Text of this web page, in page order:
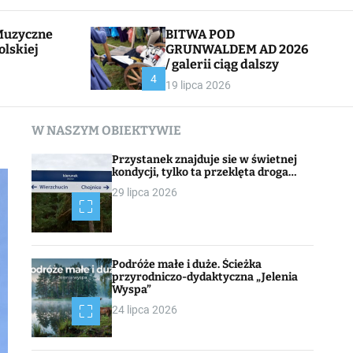
l
c
4
BITWA POD
GRUNWALDEM AD 2026
/ galerii ciąg dalszy
19 lipca 2026
W NASZYM OBIEKTYWIE
Przystanek znajduje sie w świetnej
kondycji, tylko ta przeklęta droga…
29 lipca 2026
Podróże małe i duże. Ścieżka
przyrodniczo-dydaktyczna „Jelenia
Wyspa”
24 lipca 2026